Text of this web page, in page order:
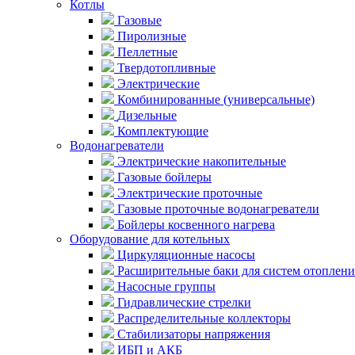
Котлы
Газовые
Пиролизные
Пеллетные
Твердотопливные
Электрические
Комбинированные (универсальные)
Дизельные
Комплектующие
Водонагреватели
Электрические накопительные
Газовые бойлеры
Электрические проточные
Газовые проточные водонагреватели
Бойлеры косвенного нагрева
Оборудование для котельных
Циркуляционные насосы
Расширительные баки для систем
Насосные группы
Гидравлические стрелки
Распределительные коллекторы
Стабилизаторы напряжения
ИБП и АКБ